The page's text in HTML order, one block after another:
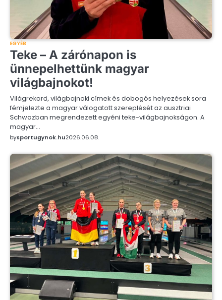
EGYÉB
Teke – A zárónapon is
ünnepelhettünk magyar
világbajnokot!
Világrekord, világbajnoki címek és dobogós helyezések sora
fémjelezte a magyar válogatott szereplését az ausztriai
Schwazban megrendezett egyéni teke-világbajnokságon. A
magyar…
bysportugynok.hu2026.06.08.